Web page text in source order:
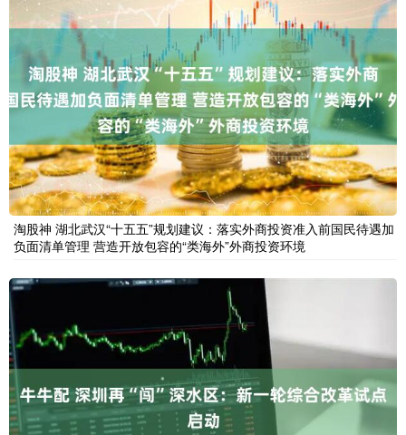
淘股神 湖北武汉“十五五”规划建议：落实外商投资准入前国民待遇加
负面清单管理 营造开放包容的“类海外”外商投资环境